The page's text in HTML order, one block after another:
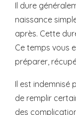
Il dure
naissance
après. Cette
Ce temps vous
préparer,
Il est indemnisé
de remplir
des